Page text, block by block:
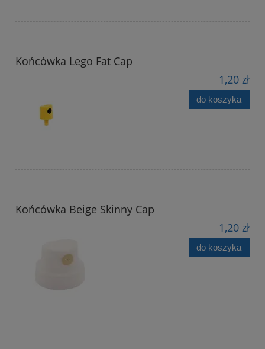
Końcówka Lego Fat Cap
1,20 zł
do koszyka
Końcówka Beige Skinny Cap
1,20 zł
do koszyka